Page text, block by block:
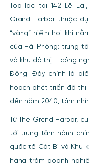
Tọa lạc tại 142 Lê
Grand Harbor thuộc
“vàng” hiếm hoi khi
của Hải Phòng: trung
và khu đô thị – công
Đông. Đây chính là
hoạch phát triển đô thị
đến năm 2040, tầm
Từ The Grand Harbor,
tới trung tâm hành
quốc tế Cát Bi và Khu
hàng trăm doanh